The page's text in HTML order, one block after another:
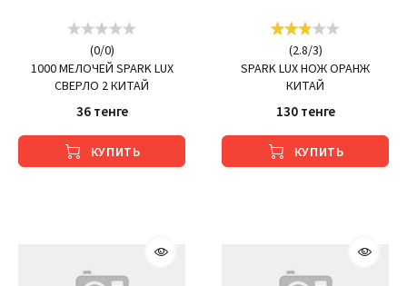
(0/0)
1000 МЕЛОЧЕЙ SPARK LUX
СВЕРЛО 2 КИТАЙ
36 тенге
КУПИТЬ
(2.8/3)
SPARK LUX НОЖ ОРАНЖ
КИТАЙ
130 тенге
КУПИТЬ